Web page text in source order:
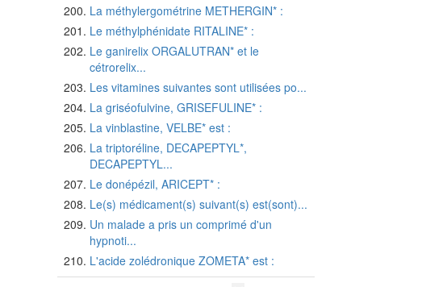
La méthylergométrine METHERGIN* :
Le méthylphénidate RITALINE* :
Le ganirelix ORGALUTRAN* et le
cétrorelix...
Les vitamines suivantes sont utilisées po...
La griséofulvine, GRISEFULINE* :
La vinblastine, VELBE* est :
La triptoréline, DECAPEPTYL*,
DECAPEPTYL...
Le donépézil, ARICEPT* :
Le(s) médicament(s) suivant(s) est(sont)...
Un malade a pris un comprimé d'un
hypnoti...
L'acide zolédronique ZOMETA* est :